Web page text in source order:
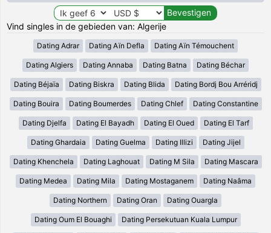
Vind singles in de gebieden van: Algerije
Dating Adrar Dating Aïn Defla Dating Aïn Témouchent
Dating Algiers Dating Annaba Dating Batna Dating Béchar
Dating Béjaïa Dating Biskra Dating Blida Dating Bordj Bou Arréridj
Dating Bouira Dating Boumerdes Dating Chlef Dating Constantine
Dating Djelfa Dating El Bayadh Dating El Oued Dating El Tarf
Dating Ghardaia Dating Guelma Dating Illizi Dating Jijel
Dating Khenchela Dating Laghouat Dating M Sila Dating Mascara
Dating Medea Dating Mila Dating Mostaganem Dating Naâma
Dating Northern Dating Oran Dating Ouargla
Dating Oum El Bouaghi Dating Persekutuan Kuala Lumpur